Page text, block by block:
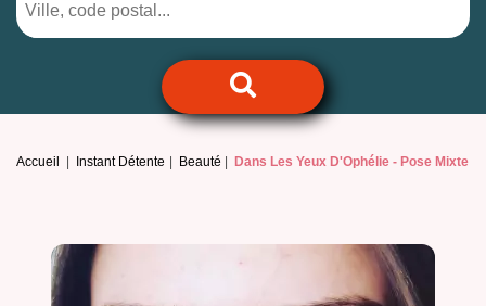
Accueil Instant Détente Beauté Dans Les Yeux D'Ophélie - Pose Mixte